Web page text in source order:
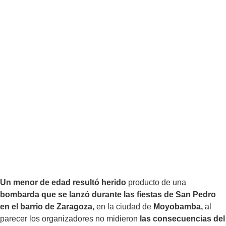
Un menor de edad resultó herido producto de una
bombarda que se lanzó durante las fiestas de San Pedro
en el barrio de Zaragoza, en la ciudad de Moyobamba, al
parecer los organizadores no midieron las consecuencias del